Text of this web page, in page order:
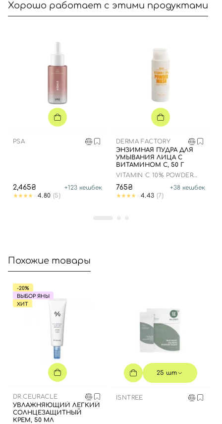
Хорошо работает с этими продуктами
PSA
2,465₴ +123 кешбек
4.80 (5)
DERMA FACTORY
ЭНЗИМНАЯ ПУДРА ДЛЯ
УМЫВАНИЯ ЛИЦА С
ВИТАМИНОМ С, 50 Г
VITAMIN C 10% POWDER
765₴ +38 кешбек
4.43 (7)
Похожие товары
-20%
ВЫБОР ЯНЫ
ХИТ
DR.CEURACLE
УВЛАЖНЯЮЩИЙ ЛЕГКИЙ
СОЛНЦЕЗАЩИТНЫЙ
КРЕМ, 50 МЛ
25 шт
ISNTREE
Регистрация
Номер телефона
Отправляя форму для авторизации/регистрации, вы
Пользовательские соглашения
Далее
Войти с помощью e-mail